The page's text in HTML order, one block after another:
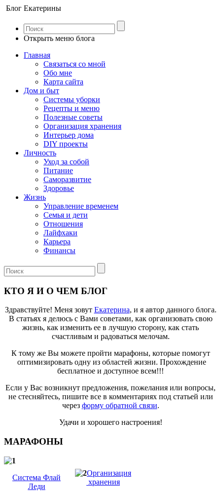
Блог Екатерины
Открыть меню блога
Главная
Связаться со мной
Обо мне
Карта сайта
Дом и быт
Системы уборки
Рецепты и меню
Полезные советы
Организация хранения
Интерьер дома
DIY проекты
Личность
Уход за собой
Питание
Саморазвитие
Здоровье
Жизнь
Управление временем
Семья и дети
Отношения
Лайфхаки
Карьера
Финансы
КТО Я И О ЧЕМ БЛОГ
Здравствуйте! Меня зовут Екатерина, и я автор данного блога.
В статьях я делюсь с Вами советами, как организовать свою
жизнь, как изменить ее в лучшую сторону, как стать
счастливым и радоваться мелочам.
К тому же Вы можете пройти марафоны, которые помогут
оптимизировать одну из областей жизни. Прохождение
бесплатное и доступное всем!!!
Если у Вас возникнут предложения, пожелания или вопросы,
не стесняйтесь, пишите все в комментариях под статьей или
через форму обратной связи.
Удачи и хорошего настроения!
МАРАФОНЫ
Система Флай
Леди
Организация
хранения